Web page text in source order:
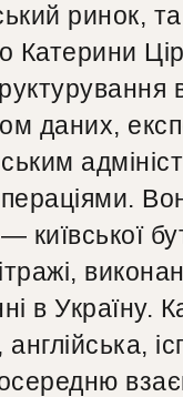
ринок,
Катерини
даних,
в Україну.